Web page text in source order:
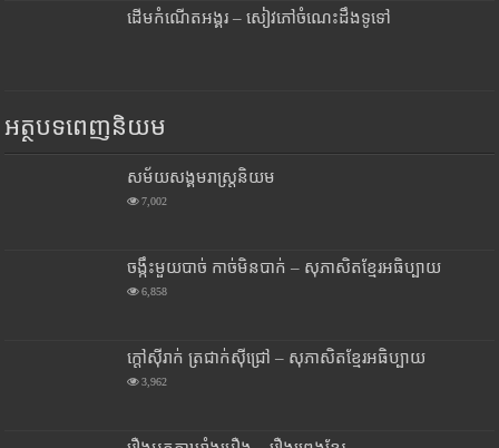
ដើមកំណើតអង្គរ – សៀវភៅចំណេះដឹងទូទៅ
អត្ថបទពេញនិយម
សម័យសង្គមរាស្រ្តនិយម
7,002
ចង្កឹះមួយបាច់ កាច់មិនបាក់ – សុភាសិតខ្មែរអធិប្បាយ
6,858
ក្តៅស៊ីរាក់ ត្រជាក់ស៊ីជ្រៅ – សុភាសិតខ្មែរអធិប្បាយ
3,962